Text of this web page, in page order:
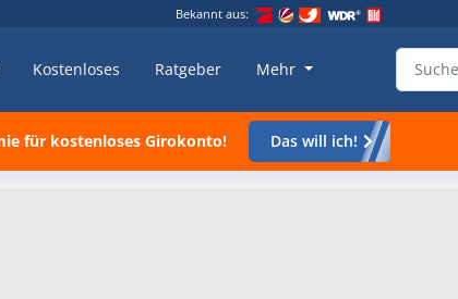
Bekannt aus:
Kostenloses Ratgeber Mehr
für kostenloses Girokonto! Das will ich!